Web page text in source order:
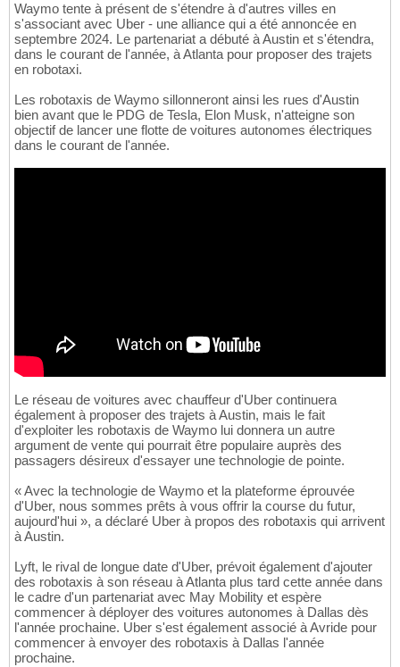
Waymo tente à présent de s'étendre à d'autres villes en
s'associant avec Uber - une alliance qui a été annoncée en
septembre 2024. Le partenariat a débuté à Austin et s'étendra,
dans le courant de l'année, à Atlanta pour proposer des trajets
en robotaxi.
Les robotaxis de Waymo sillonneront ainsi les rues d'Austin
bien avant que le PDG de Tesla, Elon Musk, n'atteigne son
objectif de lancer une flotte de voitures autonomes électriques
dans le courant de l'année.
Le réseau de voitures avec chauffeur d'Uber continuera
également à proposer des trajets à Austin, mais le fait
d'exploiter les robotaxis de Waymo lui donnera un autre
argument de vente qui pourrait être populaire auprès des
passagers désireux d'essayer une technologie de pointe.
« Avec la technologie de Waymo et la plateforme éprouvée
d'Uber, nous sommes prêts à vous offrir la course du futur,
aujourd'hui », a déclaré Uber à propos des robotaxis qui arrivent
à Austin.
Lyft, le rival de longue date d'Uber, prévoit également d'ajouter
des robotaxis à son réseau à Atlanta plus tard cette année dans
le cadre d'un partenariat avec May Mobility et espère
commencer à déployer des voitures autonomes à Dallas dès
l'année prochaine. Uber s'est également associé à Avride pour
commencer à envoyer des robotaxis à Dallas l'année
prochaine.